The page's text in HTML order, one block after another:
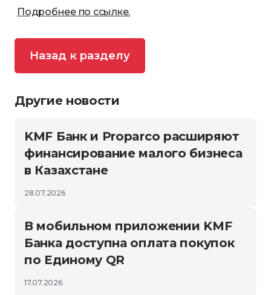
Подробнее по ссылке.
Назад к разделу
Другие новости
KMF Банк и Proparco расширяют
финансирование малого бизнеса
в Казахстане
28.07.2026
В мобильном приложении KMF
Банка доступна оплата покупок
по Единому QR
17.07.2026